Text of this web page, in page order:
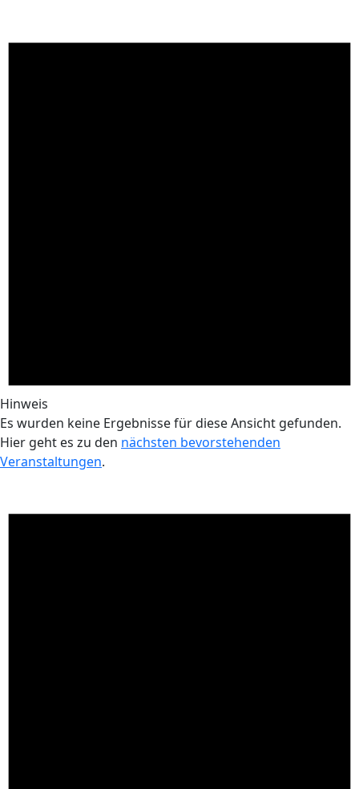
Hinweis
Es wurden keine Ergebnisse für diese Ansicht gefunden.
Hier geht es zu den nächsten bevorstehenden
Veranstaltungen.